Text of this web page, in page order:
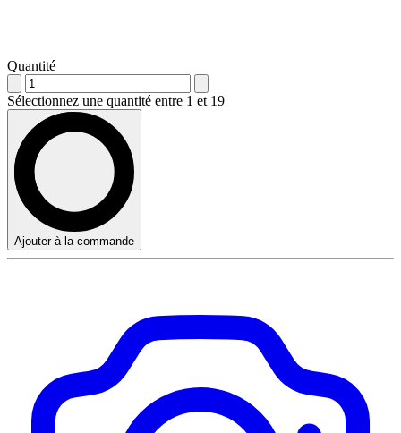
Quantité
Sélectionnez une quantité entre 1 et 19
Ajouter à la commande